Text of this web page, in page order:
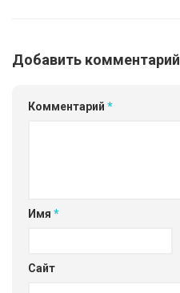
Добавить комментарий
Комментарий *
Имя *
Сайт